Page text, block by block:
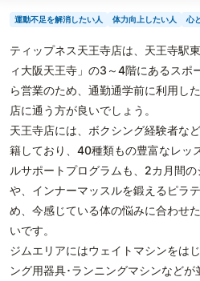
運動不足を解消したい人 体力向上したい人 心
ティップネス天王寺店は、天王寺駅
ィ大阪天王寺」の3～4階にあるスポ
ら営業のため、通勤通学前に利用し
店に通う方が良いでしょう。
天王寺店には、ボクシング経験者な
籍しており、40種類もの豊富なレッ
ルサポートプログラムも、2カ月間
や、インナーマッスルを鍛えるピラ
め、今感じている体の悩みに合わせ
いです。
ジムエリアにはウェイトマシンをは
ング用器具･ランニングマシンなど